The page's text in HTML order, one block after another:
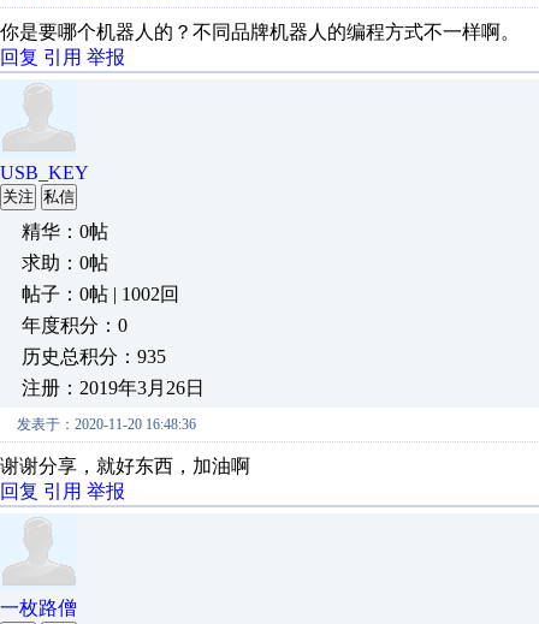
你是要哪个机器人的？不同品牌机器人的编程方式不一样啊。
回复 引用 举报
USB_KEY
关注 私信
精华：0帖
求助：0帖
帖子：0帖 | 1002回
年度积分：0
历史总积分：935
注册：2019年3月26日
发表于：2020-11-20 16:48:36
谢谢分享，就好东西，加油啊
回复 引用 举报
一枚路僧